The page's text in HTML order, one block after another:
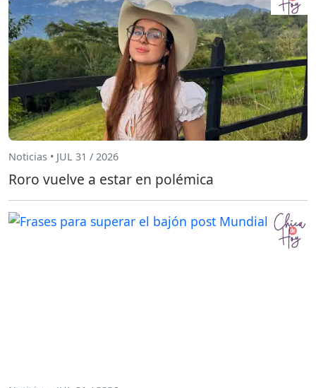
Noticias • JUL 31 / 2026
Roro vuelve a estar en polémica